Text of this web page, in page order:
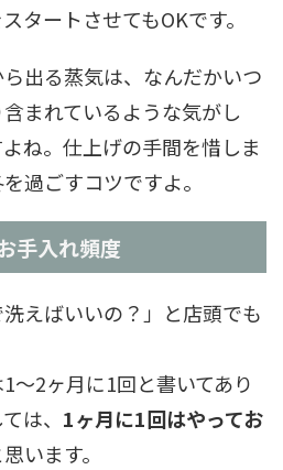
タートさせてもOKです。
出る蒸気は、なんだかいつ
まれているような気がし
ね。仕上げの手間を惜しま
過ごすコツですよ。
手入れ頻度
洗えばいいの？」と店頭でも
～2ヶ月に1回と書いてあり
は、 1ヶ月に1回はやってお
います。